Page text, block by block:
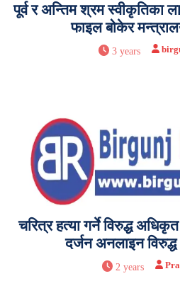
पूर्व र अन्तिम श्रम स्वीकृतिका
फाइल बोकेर
3 years
चरित्र हत्या गर्ने विरुद्ध
दर्जन अनलाइन विरुद्ध
2 years